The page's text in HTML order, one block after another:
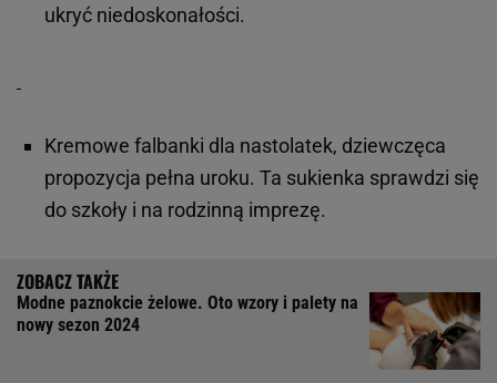
ukryć niedoskonałości.
Kremowe falbanki dla nastolatek, dziewczęca
propozycja pełna uroku. Ta sukienka sprawdzi się
do szkoły i na rodzinną imprezę.
Modne paznokcie żelowe. Oto wzory i palety na
nowy sezon 2024